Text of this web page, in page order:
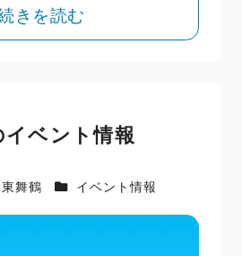
きを読む
ベント情報
東舞鶴 イベント情報